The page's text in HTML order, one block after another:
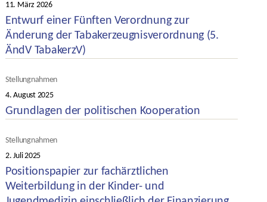
Veröffentlichungsdatum
11. März 2026
Entwurf einer Fünften Verordnung zur
Änderung der Tabakerzeugnisverordnung (5.
ÄndV TabakerzV)
Kategorien
Stellungnahmen
Veröffentlichungsdatum
4. August 2025
Grundlagen der politischen Kooperation
Kategorien
Stellungnahmen
Veröffentlichungsdatum
2. Juli 2025
Positionspapier zur fachärztlichen
Weiterbildung in der Kinder- und